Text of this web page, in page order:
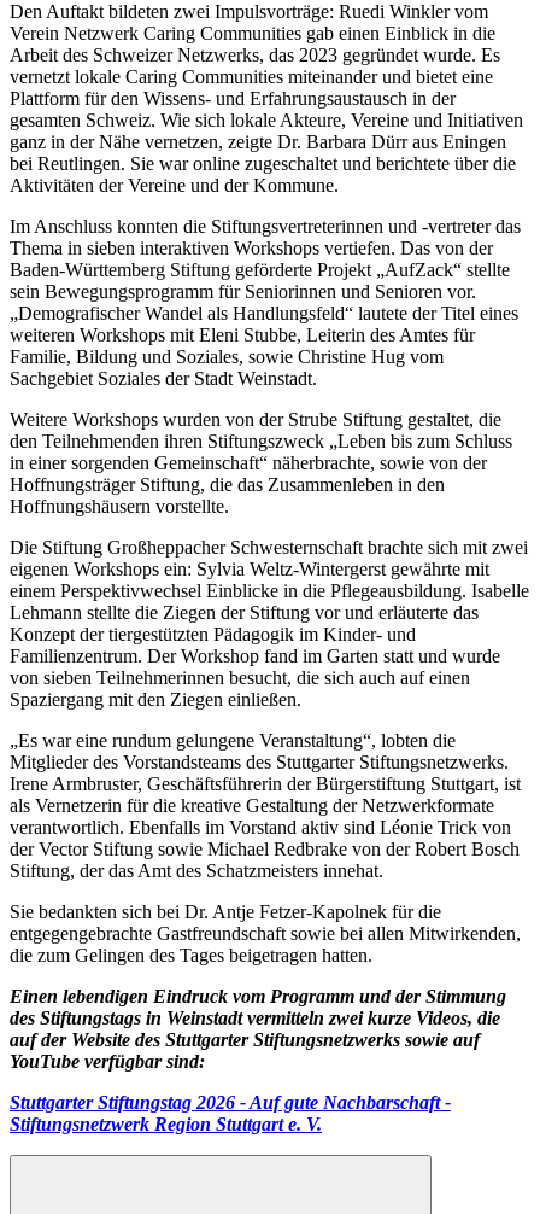
Den Auftakt bildeten zwei Impulsvorträge: Ruedi Winkler vom
Verein Netzwerk Caring Communities gab einen Einblick in die
Arbeit des Schweizer Netzwerks, das 2023 gegründet wurde. Es
vernetzt lokale Caring Communities miteinander und bietet eine
Plattform für den Wissens- und Erfahrungsaustausch in der
gesamten Schweiz. Wie sich lokale Akteure, Vereine und Initiativen
ganz in der Nähe vernetzen, zeigte Dr. Barbara Dürr aus Eningen
bei Reutlingen. Sie war online zugeschaltet und berichtete über die
Aktivitäten der Vereine und der Kommune.
Im Anschluss konnten die Stiftungsvertreterinnen und -vertreter das
Thema in sieben interaktiven Workshops vertiefen. Das von der
Baden-Württemberg Stiftung geförderte Projekt „AufZack“ stellte
sein Bewegungsprogramm für Seniorinnen und Senioren vor.
„Demografischer Wandel als Handlungsfeld“ lautete der Titel eines
weiteren Workshops mit Eleni Stubbe, Leiterin des Amtes für
Familie, Bildung und Soziales, sowie Christine Hug vom
Sachgebiet Soziales der Stadt Weinstadt.
Weitere Workshops wurden von der Strube Stiftung gestaltet, die
den Teilnehmenden ihren Stiftungszweck „Leben bis zum Schluss
in einer sorgenden Gemeinschaft“ näherbrachte, sowie von der
Hoffnungsträger Stiftung, die das Zusammenleben in den
Hoffnungshäusern vorstellte.
Die Stiftung Großheppacher Schwesternschaft brachte sich mit zwei
eigenen Workshops ein: Sylvia Weltz-Wintergerst gewährte mit
einem Perspektivwechsel Einblicke in die Pflegeausbildung. Isabelle
Lehmann stellte die Ziegen der Stiftung vor und erläuterte das
Konzept der tiergestützten Pädagogik im Kinder- und
Familienzentrum. Der Workshop fand im Garten statt und wurde
von sieben Teilnehmerinnen besucht, die sich auch auf einen
Spaziergang mit den Ziegen einließen.
„Es war eine rundum gelungene Veranstaltung“, lobten die
Mitglieder des Vorstandsteams des Stuttgarter Stiftungsnetzwerks.
Irene Armbruster, Geschäftsführerin der Bürgerstiftung Stuttgart, ist
als Vernetzerin für die kreative Gestaltung der Netzwerkformate
verantwortlich. Ebenfalls im Vorstand aktiv sind Léonie Trick von
der Vector Stiftung sowie Michael Redbrake von der Robert Bosch
Stiftung, der das Amt des Schatzmeisters innehat.
Sie bedankten sich bei Dr. Antje Fetzer-Kapolnek für die
entgegengebrachte Gastfreundschaft sowie bei allen Mitwirkenden,
die zum Gelingen des Tages beigetragen hatten.
Einen lebendigen Eindruck vom Programm und der Stimmung
des Stiftungstags in Weinstadt vermitteln zwei kurze Videos, die
auf der Website des Stuttgarter Stiftungsnetzwerks sowie auf
YouTube verfügbar sind:
Stuttgarter Stiftungstag 2026 - Auf gute Nachbarschaft -
Stiftungsnetzwerk Region Stuttgart e. V.